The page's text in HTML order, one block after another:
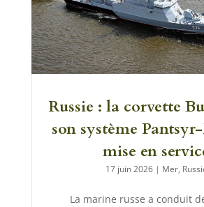
Russie : la corvette
son système
mise en
17 juin 2026| Mer,
La marine russe a conduit